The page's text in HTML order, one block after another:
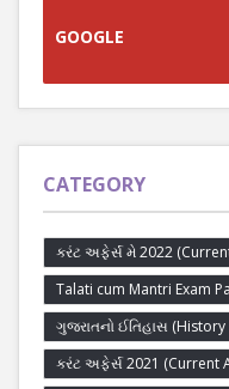
GOOGLE
CATEGORY
કરંટ અફેર્સ મે 2022
Talati cum Mantri Exam
ગુજરાતનો ઈતિહાસ
કરંટ અફેર્સ 2021 (Current